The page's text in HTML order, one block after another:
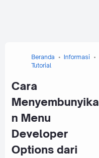
Beranda
Informasi
Tutorial
Cara
Menyembunyika
n Menu
Developer
Options dari